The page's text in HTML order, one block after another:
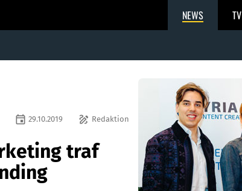
NEWS TV
draw Redaktion
event 29.10.2019
traf